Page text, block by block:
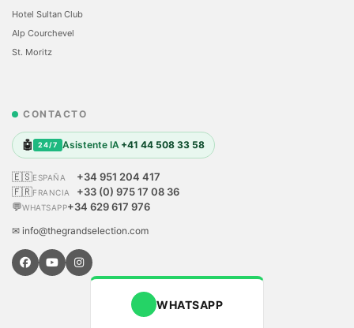
Hotel Sultan Club
Alp Courchevel
St. Moritz
CONTACTO
🤖 24/7 Asistente IA +41 44 508 33 58
🇪🇸ESPAÑA
+34 951 204 417
🇫🇷FRANCIA
+33 (0) 975 17 08 36
💬WHATSAPP+34 629 617 976
✉ info@thegrandselection.com
WHATSAPP